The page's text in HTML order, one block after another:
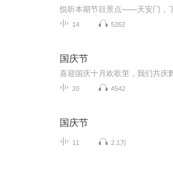
14 5262
国庆节
20 4542
国庆节
11 2.1万